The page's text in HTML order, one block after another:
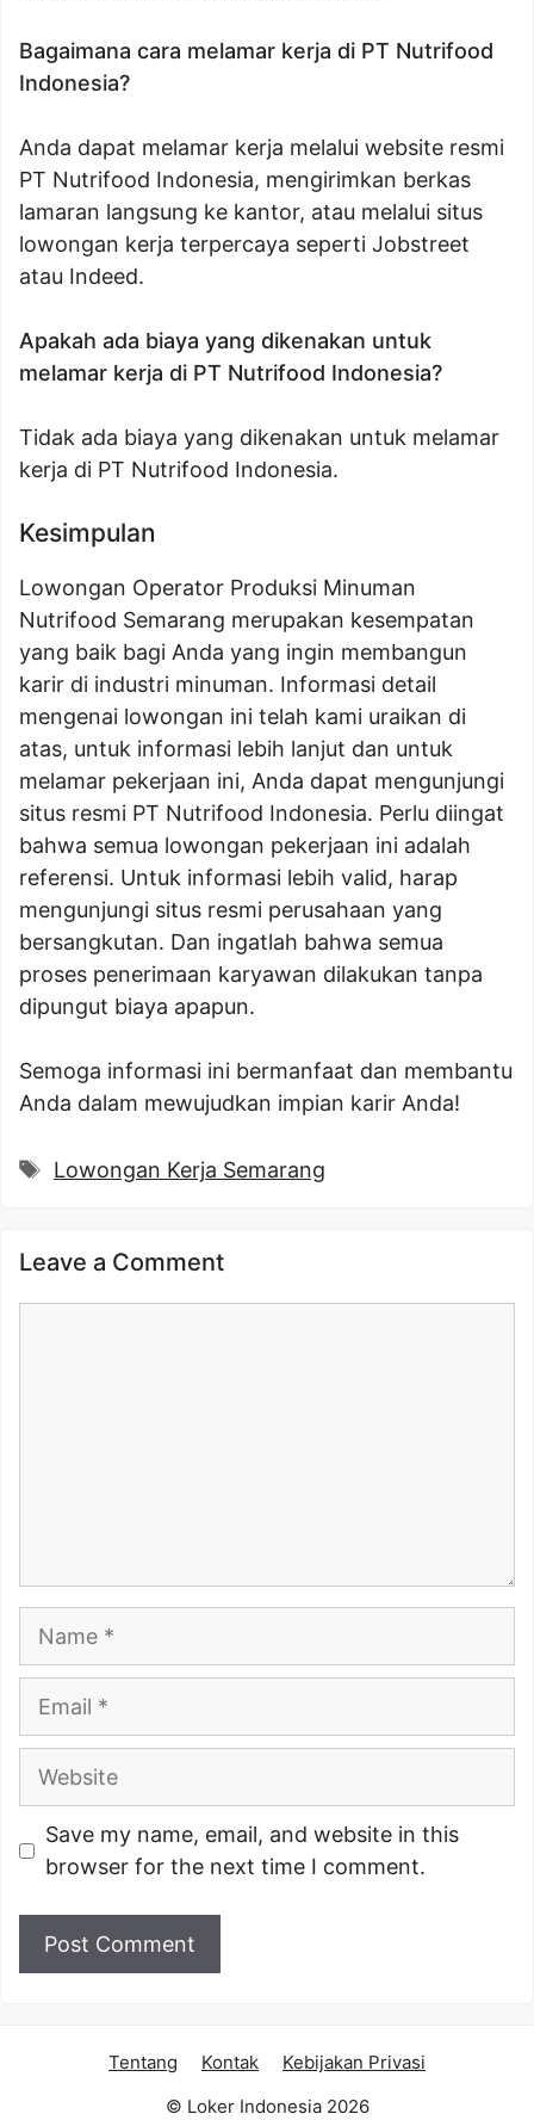
Bagaimana cara melamar kerja di PT Nutrifood
Indonesia?
Anda dapat melamar kerja melalui website resmi
PT Nutrifood Indonesia, mengirimkan berkas
lamaran langsung ke kantor, atau melalui situs
lowongan kerja terpercaya seperti Jobstreet
atau Indeed.
Apakah ada biaya yang dikenakan untuk
melamar kerja di PT Nutrifood Indonesia?
Tidak ada biaya yang dikenakan untuk melamar
kerja di PT Nutrifood Indonesia.
Kesimpulan
Lowongan Operator Produksi Minuman
Nutrifood Semarang merupakan kesempatan
yang baik bagi Anda yang ingin membangun
karir di industri minuman. Informasi detail
mengenai lowongan ini telah kami uraikan di
atas, untuk informasi lebih lanjut dan untuk
melamar pekerjaan ini, Anda dapat mengunjungi
situs resmi PT Nutrifood Indonesia. Perlu diingat
bahwa semua lowongan pekerjaan ini adalah
referensi. Untuk informasi lebih valid, harap
mengunjungi situs resmi perusahaan yang
bersangkutan. Dan ingatlah bahwa semua
proses penerimaan karyawan dilakukan tanpa
dipungut biaya apapun.
Semoga informasi ini bermanfaat dan membantu
Anda dalam mewujudkan impian karir Anda!
Tags
Lowongan Kerja Semarang
Leave a Comment
Website
Save my name, email, and website in this
browser for the next time I comment.
Tentang Kontak
Kebijakan Privasi
© Loker Indonesia 2026